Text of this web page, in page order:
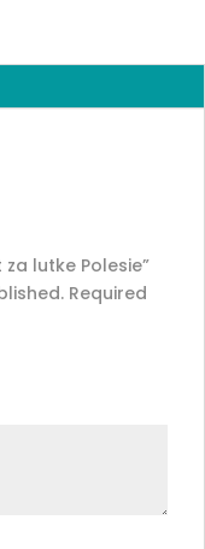
lutke Polesie”
Required